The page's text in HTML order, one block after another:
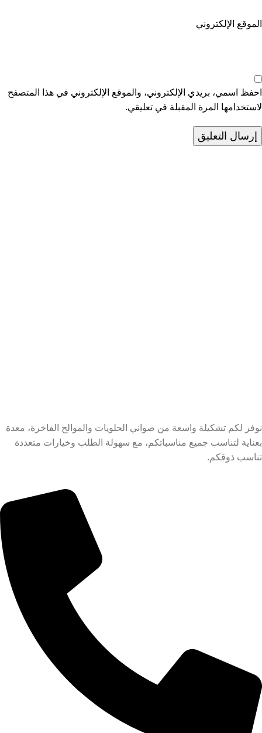
الموقع الإلكتروني
احفظ اسمي، بريدي الإلكتروني، والموقع الإلكتروني في هذا المتصفح
لاستخدامها المرة المقبلة في تعليقي.
نوفر لكم تشكيلة واسعة من صواني الحلويات والموالح الفاخرة، معدة
بعناية لتناسب جميع مناسباتكم، مع سهولة الطلب وخيارات متعددة
تناسب ذوقكم.